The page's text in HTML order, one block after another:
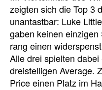
zeigten sich die Top 3
unantastbar: Luke
gaben keinen
rang einen
Alle drei spielten
dreistelligen Average.
Price einen Platz im